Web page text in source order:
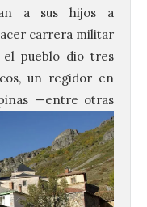
a sus hijos a
carrera militar
el pueblo dio tres
un regidor en
—entre otras